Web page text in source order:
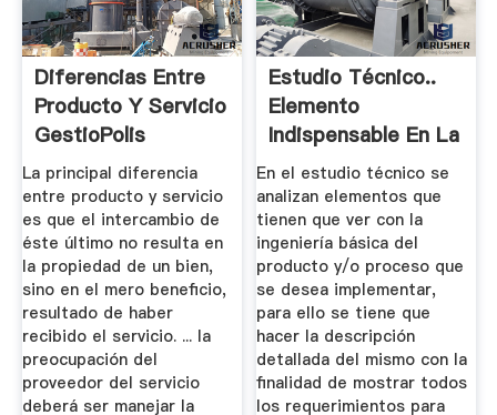
Diferencias Entre
Producto Y Servicio
GestioPolis
La principal diferencia
entre producto y servicio
es que el intercambio de
éste último no resulta en
la propiedad de un bien,
sino en el mero beneficio,
resultado de haber
recibido el servicio. ... la
preocupación del
proveedor del servicio
deberá ser manejar la
Estudio Técnico..
Elemento
Indispensable En La
Evaluación ...
En el estudio técnico se
analizan elementos que
tienen que ver con la
ingeniería básica del
producto y/o proceso que
se desea implementar,
para ello se tiene que
hacer la descripción
detallada del mismo con la
finalidad de mostrar todos
los requerimientos para